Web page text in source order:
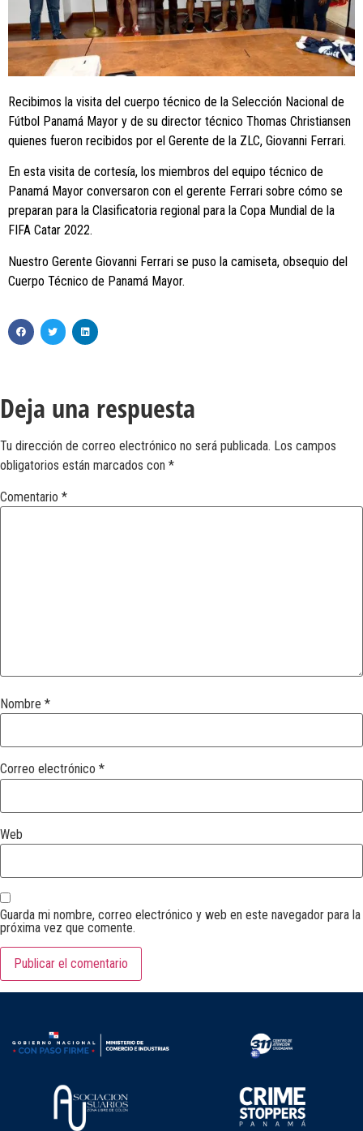
Recibimos la visita del cuerpo técnico de la Selección Nacional de
Fútbol Panamá Mayor y de su director técnico Thomas Christiansen
quienes fueron recibidos por el Gerente de la ZLC, Giovanni Ferrari.
En esta visita de cortesía, los miembros del equipo técnico de
Panamá Mayor conversaron con el gerente Ferrari sobre cómo se
preparan para la Clasificatoria regional para la Copa Mundial de la
FIFA Catar 2022.
Nuestro Gerente Giovanni Ferrari se puso la camiseta, obsequio del
Cuerpo Técnico de Panamá Mayor.
Deja una respuesta
Tu dirección de correo electrónico no será publicada. Los campos
obligatorios están marcados con *
Comentario *
Nombre *
Correo electrónico *
Web
Guarda mi nombre, correo electrónico y web en este navegador para la
próxima vez que comente.